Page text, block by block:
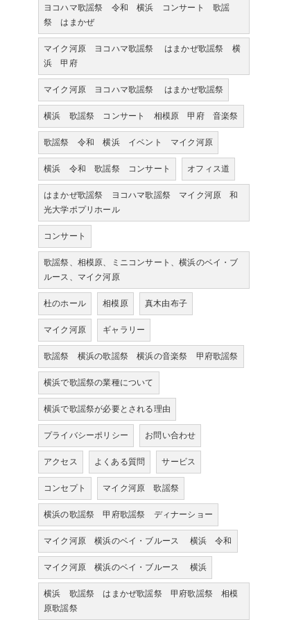
ヨコハマ歌謡祭 令和 横浜 コンサート 歌謡
祭 はまかぜ
マイク河原 ヨコハマ歌謡祭 はまかぜ歌謡祭 横
浜 甲府
マイク河原 ヨコハマ歌謡祭 はまかぜ歌謡祭
横浜 歌謡祭 コンサート 相模原 甲府 音楽祭
歌謡祭 令和 横浜 イベント マイク河原
横浜 令和 歌謡祭 コンサート
オフィス道
はまかぜ歌謡祭 ヨコハマ歌謡祭 マイク河原 和
光大学ポプリホール
コンサート
歌謡祭、相模原、ミニコンサート、横浜のベイ・ブ
ルース、マイク河原
杜のホール
相模原
真木由布子
マイク河原
ギャラリー
歌謡祭 横浜の歌謡祭 横浜の音楽祭 甲府歌謡祭
横浜で歌謡祭の業種について
横浜で歌謡祭が必要とされる理由
プライバシーポリシー
お問い合わせ
アクセス
よくある質問
サービス
コンセプト
マイク河原 歌謡祭
横浜の歌謡祭 甲府歌謡祭 ディナーショー
マイク河原 横浜のベイ・ブルース 横浜 令和
マイク河原 横浜のベイ・ブルース 横浜
横浜 歌謡祭 はまかぜ歌謡祭 甲府歌謡祭 相模
原歌謡祭